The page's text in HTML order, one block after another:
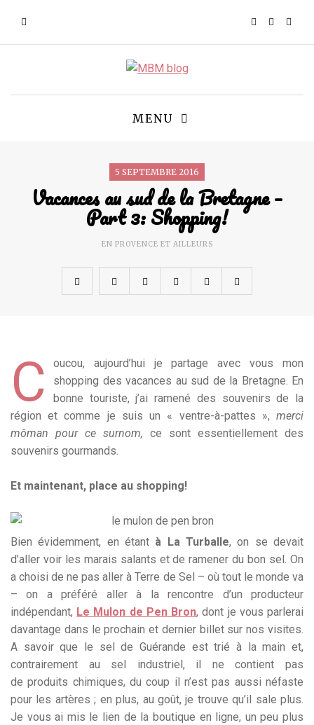
MENU
5 SEPTEMBRE 2016
Vacances au sud de la Bretagne –
Part 3: Shopping!
EN PROVENCE ET AILLEURS
C
oucou, aujourd’hui je partage avec vous mon
shopping des vacances au sud de la Bretagne. En
bonne touriste, j’ai ramené des souvenirs de la
région et comme je suis un « ventre-à-pattes », merci
môman pour ce surnom, ce sont essentiellement des
souvenirs gourmands.
Et maintenant, place au shopping!
Bien évidemment, en étant à La Turballe, on se devait
d’aller voir les marais salants et de ramener du bon sel. On
a choisi de ne pas aller à Terre de Sel – où tout le monde va
– on a préféré aller à la rencontre d’un producteur
indépendant, Le Mulon de Pen Bron, dont je vous parlerai
davantage dans le prochain et dernier billet sur nos visites.
A savoir que le sel de Guérande est trié à la main et,
contrairement au sel industriel, il ne contient pas
de produits chimiques, du coup il n’est pas aussi néfaste
pour les artères ; en plus, au goût, je trouve qu’il sale plus.
Je vous ai mis le lien de la boutique en ligne, un peu plus